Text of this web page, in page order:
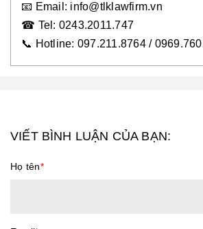
📧 Email: info@tlklawfirm.vn
☎ Tel: 0243.2011.747
📞 Hotline: 097.211.8764 /
VIẾT BÌNH LUẬN CỦA BẠN:
Họ tên*